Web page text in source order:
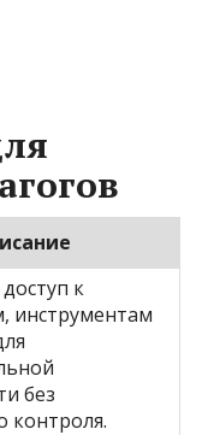
к
инструментам
без
контроля.